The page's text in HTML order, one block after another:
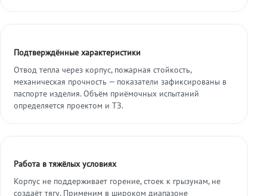
Подтверждённые характеристики
Отвод тепла через корпус, пожарная стойкость,
механическая прочность — показатели зафиксированы в
паспорте изделия. Объём приёмочных испытаний
определяется проектом и ТЗ.
Работа в тяжёлых условиях
Корпус не поддерживает горение, стоек к грызунам, не
создаёт тягу. Применим в широком диапазоне